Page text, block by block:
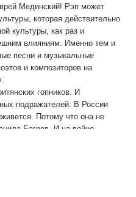
Мединский! Рэп может
которая действительно
культуры, как раз и
влияниям. Именно тем и
песни и музыкальные
и композиторов на
гопников. И
подражателей. В России
Потому что она не
Багров. И на войне